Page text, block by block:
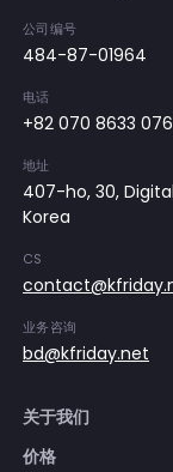
公司编号
484-87-01964
电话
+82 070 8633
地址
407-ho, 30,
Korea
CS
业务咨询
bd@kfriday.net
关于我们
价格